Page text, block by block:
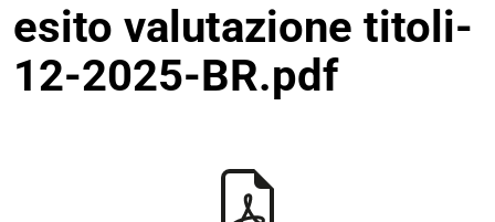
esito valutazione titoli-
12-2025-BR.pdf